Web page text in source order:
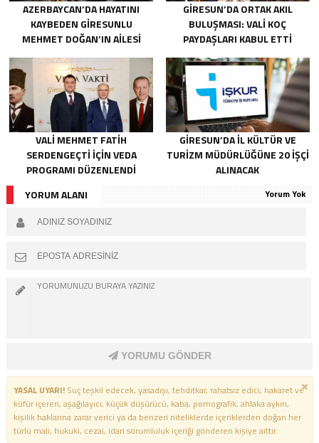
AZERBAYCAN’DA HAYATINI
KAYBEDEN GIRESUNLU
MEHMET DOĞAN’IN AILESI
GIRESUN’DA ORTAK AKIL
BULUŞMASI: VALI KOÇ
PAYDAŞLARI KABUL ETTI
VALI MEHMET FATIH
SERDENGEÇTI İÇIN VEDA
PROGRAMI DÜZENLENDI
GIRESUN’DA İL KÜLTÜR VE
TURIZM MÜDÜRLÜĞÜNE 20 İŞÇI
ALINACAK
YORUM ALANI
Yorum Yok
YORUMU GÖNDER
YASAL UYARI!Suç teşkil edecek, yasadışı, tehditkar, rahatsız edici, hakaret ve
küfür içeren, aşağılayıcı, küçük düşürücü, kaba, pornografik, ahlaka aykırı,
kişilik haklarına zarar verici ya da benzeri niteliklerde içeriklerden doğan her
türlü mali, hukuki, cezai, idari sorumluluk içeriği gönderen kişiye aittir.